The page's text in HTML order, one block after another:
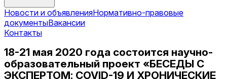
Новости и объявленияНормативно-правовые
документыВакансии
Контакты
18-21 мая 2020 года состоится научно-
образовательный проект «БЕСЕДЫ С
ЭКСПЕРТОМ: COVID-19 И ХРОНИЧЕСКИЕ